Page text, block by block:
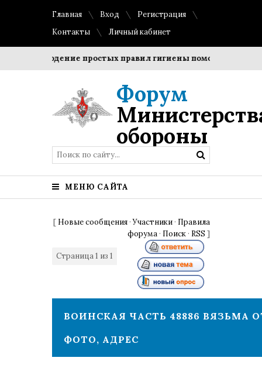
Главная Вход
Регистрация
Контакты
Личный кабинет
Соблюдение простых правил гигиены помогает
Форум
обороны
МЕНЮ САЙТА
[ Новые сообщения ·Участники · Правила
форума · Поиск · RSS ]
Страница1 из 1
ВОИНСКАЯ ЧАСТЬ 48886 ВЯЗЬМА
ФОТО, АДРЕС